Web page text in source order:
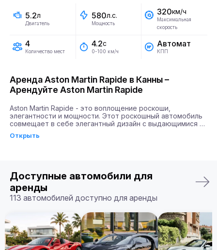
5.2л
Двигатель
580л.с.
Мощность
320км/ч
Максимальная
скорость
4
Количество мест
4.2с
0-100 км/ч
Автомат
КПП
Аренда Aston Martin Rapide в Канны –
Арендуйте Aston Martin Rapide
Aston Martin Rapide - это воплощение роскоши,
элегантности и мощности. Этот роскошный автомобиль
совмещает в себе элегантный дизайн с выдающимися
оборудован двигателем мощностью 580 лошадиных сил,
Почему именно Billion Rent?
Billion Rent предлагает аренду автомобилей премиум-
класса по всей Европе. Мы гарантируем надежный
вам и точное соответствие машины вашим ожиданиям.
Бронируйте ваш Aston Martin Rapide уже сегодня!
Открыть
Доступные автомобили для
аренды
113 автомобилей доступно для аренды